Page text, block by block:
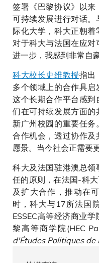
签署《巴黎协议》以
可持续发展进行对话
际化大学，科大正朝着
对于科大与法国在应
进一步，我感到非常自
科大校长史维教授指出
多个领域上的合作具
这个长期合作平台感
们在可持续发展方面
新广州校园的重要任
合作机会，透过协作
愿景。当今社会正需要
科大及法国驻港澳总
任的原则，在法国-科
及扩大合作，推动在
时，科大与17所法国
ESSEC高等经济商业
黎高等商学院(HEC
d'Études Politiques de